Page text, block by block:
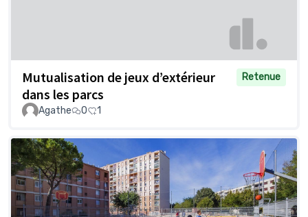
Mutualisation de jeux d’extérieur
dans les parcs
Retenue
Agathe 0 1